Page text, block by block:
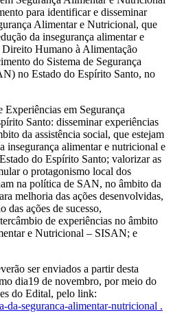
para identificar e disseminar
Alimentar e Nutricional, que
da insegurança alimentar e
Humano à Alimentação
do Sistema de Segurança
no Estado do Espírito Santo, no
em Segurança
Santo: disseminar experiências
da assistência social, que estejam
insegurança alimentar e nutricional e
do Espírito Santo; valorizar as
o protagonismo local dos
na política de SAN, no âmbito da
melhoria das ações desenvolvidas,
das ações de sucesso,
de experiências no âmbito
e Nutricional – SISAN; e
ser enviados a partir desta
dia19 de novembro, por meio do
do Edital, pelo link:
da-seguranca-alimentar-nutricional .